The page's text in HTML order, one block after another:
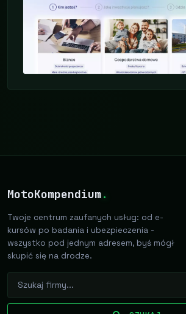
MotoKompendium.
Twoje centrum zaufanych usług: od e-
kursów po badania i ubezpieczenia -
wszystko pod jednym adresem, byś mógł
skupić się na drodze.